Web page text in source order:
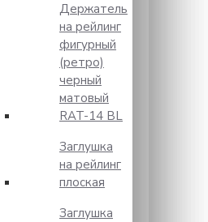
Держатель
на рейлинг
фигурный
(ретро)
черный
матовый
RAT-14 BL
Заглушка
на рейлинг
плоская
Заглушка